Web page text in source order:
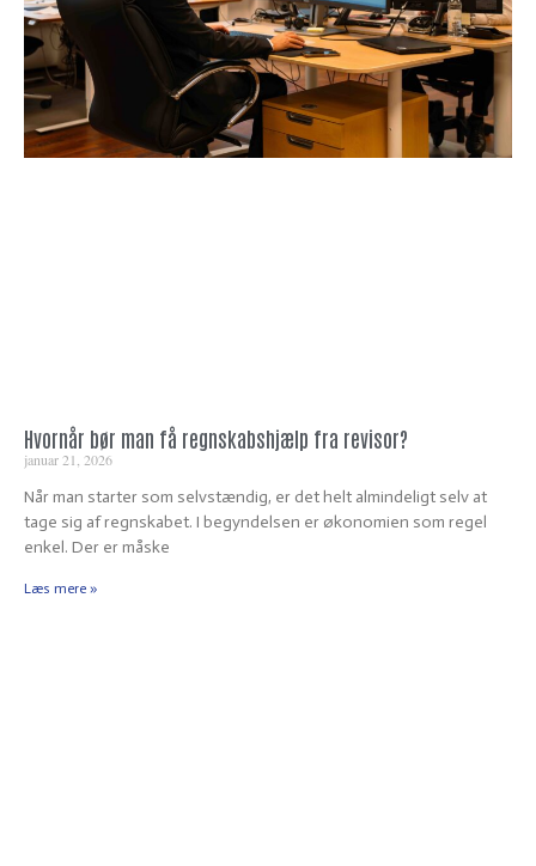
Hvornår bør man få regnskabshjælp fra revisor?
januar 21, 2026
Når man starter som selvstændig, er det helt almindeligt selv at
tage sig af regnskabet. I begyndelsen er økonomien som regel
enkel. Der er måske
Læs mere »